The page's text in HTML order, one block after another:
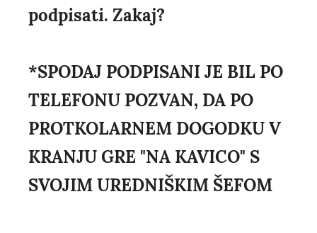
podpisati. Zakaj?
*SPODAJ PODPISANI JE BIL PO
TELEFONU POZVAN, DA PO
PROTKOLARNEM DOGODKU V
KRANJU GRE "NA KAVICO" S
SVOJIM UREDNIŠKIM ŠEFOM